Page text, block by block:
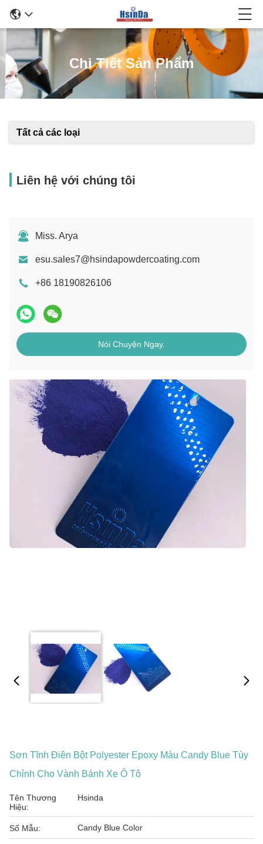
Chi Tiết Sản Phẩm
Tất cả các loại
Liên hệ với chúng tôi
Miss. Arya
esu.sales7@hsindapowdercoating.com
+86 18190826106
Nói Chuyện Ngay.
Sơn Tĩnh Điện Bột Polyester Epoxy Màu Candy Blue Tùy
Chỉnh Cho Vành Bánh Xe Ô Tô
Tên Thương
Hiệu:
Hsinda
Số Mẫu: Candy Blue Color